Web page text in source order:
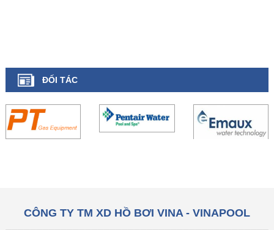
ĐỐI TÁC
CÔNG TY TM XD HỒ BƠI VINA - VINAPOOL